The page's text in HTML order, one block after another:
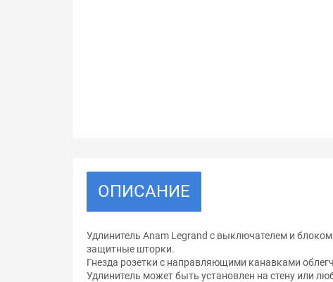
ОПИСАНИЕ
Удлинитель Anam Legrand c выключателем и
защитные шторки.
Гнезда розетки с направляющими канавками
Удлинитель может быть установлен на стену или